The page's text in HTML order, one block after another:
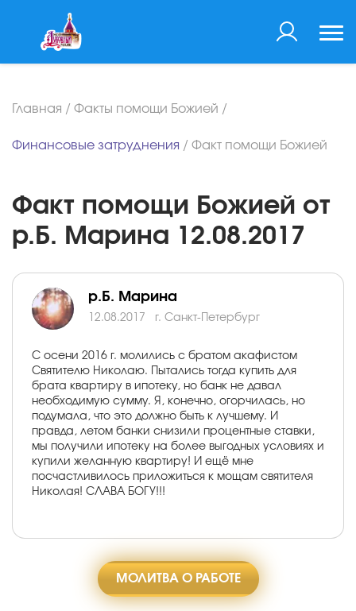
Главная / Факты помощи Божией /
Финансовые затруднения / Факт помощи Божией
Факт помощи Божией от
р.Б. Марина 12.08.2017
р.Б. Марина
12.08.2017 г. Санкт-Петербург
С осени 2016 г. молились с братом акафистом
Святителю Николаю. Пытались тогда купить для
брата квартиру в ипотеку, но банк не давал
необходимую сумму. Я, конечно, огорчилась, но
подумала, что это должно быть к лучшему. И
правда, летом банки снизили процентные ставки,
мы получили ипотеку на более выгодных условиях и
купили желанную квартиру! И ещё мне
посчастливилось приложиться к мощам святителя
Николая! СЛАВА БОГУ!!!
МОЛИТВА О РАБОТЕ